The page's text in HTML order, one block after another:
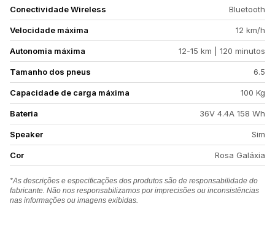
Conectividade Wireless Bluetooth
Velocidade máxima 12 km/h
Autonomia máxima 12-15 km | 120 minutos
Tamanho dos pneus 6.5
Capacidade de carga máxima 100 Kg
Bateria 36V 4.4A 158 Wh
Speaker Sim
Cor Rosa Galáxia
*As descrições e especificações dos produtos são de responsabilidade do
fabricante. Não nos responsabilizamos por imprecisões ou inconsistências
nas informações ou imagens exibidas.